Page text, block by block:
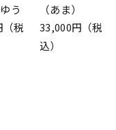
う
税
（あま）
33,000円（税
込）